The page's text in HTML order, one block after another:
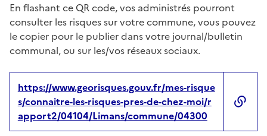
En flashant ce QR code, vos administrés pourront
consulter les risques sur votre commune, vous pouvez
le copier pour le publier dans votre journal/bulletin
communal, ou sur les/vos réseaux sociaux.
https://www.georisques.gouv.fr/mes-risque
s/connaitre-les-risques-pres-de-chez-moi/r
apport2/04104/Limans/commune/04300